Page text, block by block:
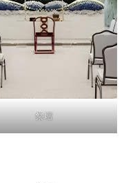
祭壇